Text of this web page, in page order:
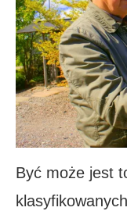
Być może jest